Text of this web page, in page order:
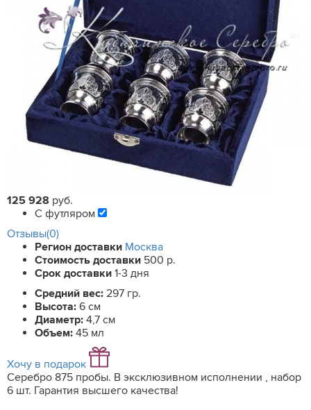
125 928 руб.
С футляром
Отзывы(0)
Регион доставки Москва
Стоимость доставки 500 р.
Срок доставки 1-3 дня
Средний вес: 297 гр.
Высота: 6 см
Диаметр: 4,7 см
Объем: 45 мл
Хочу в подарок
Серебро 875 пробы. В эксклюзивном исполнении , набор
6 шт. Гарантия высшего качества!